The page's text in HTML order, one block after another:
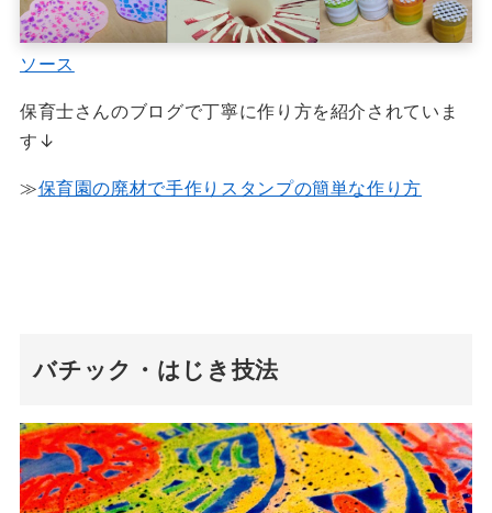
ソース
保育士さんのブログで丁寧に作り方を紹介されていま
す↓
≫保育園の廃材で手作りスタンプの簡単な作り方
バチック・はじき技法